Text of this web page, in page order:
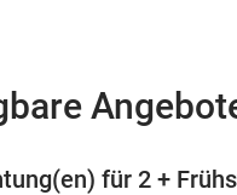
für 2 +